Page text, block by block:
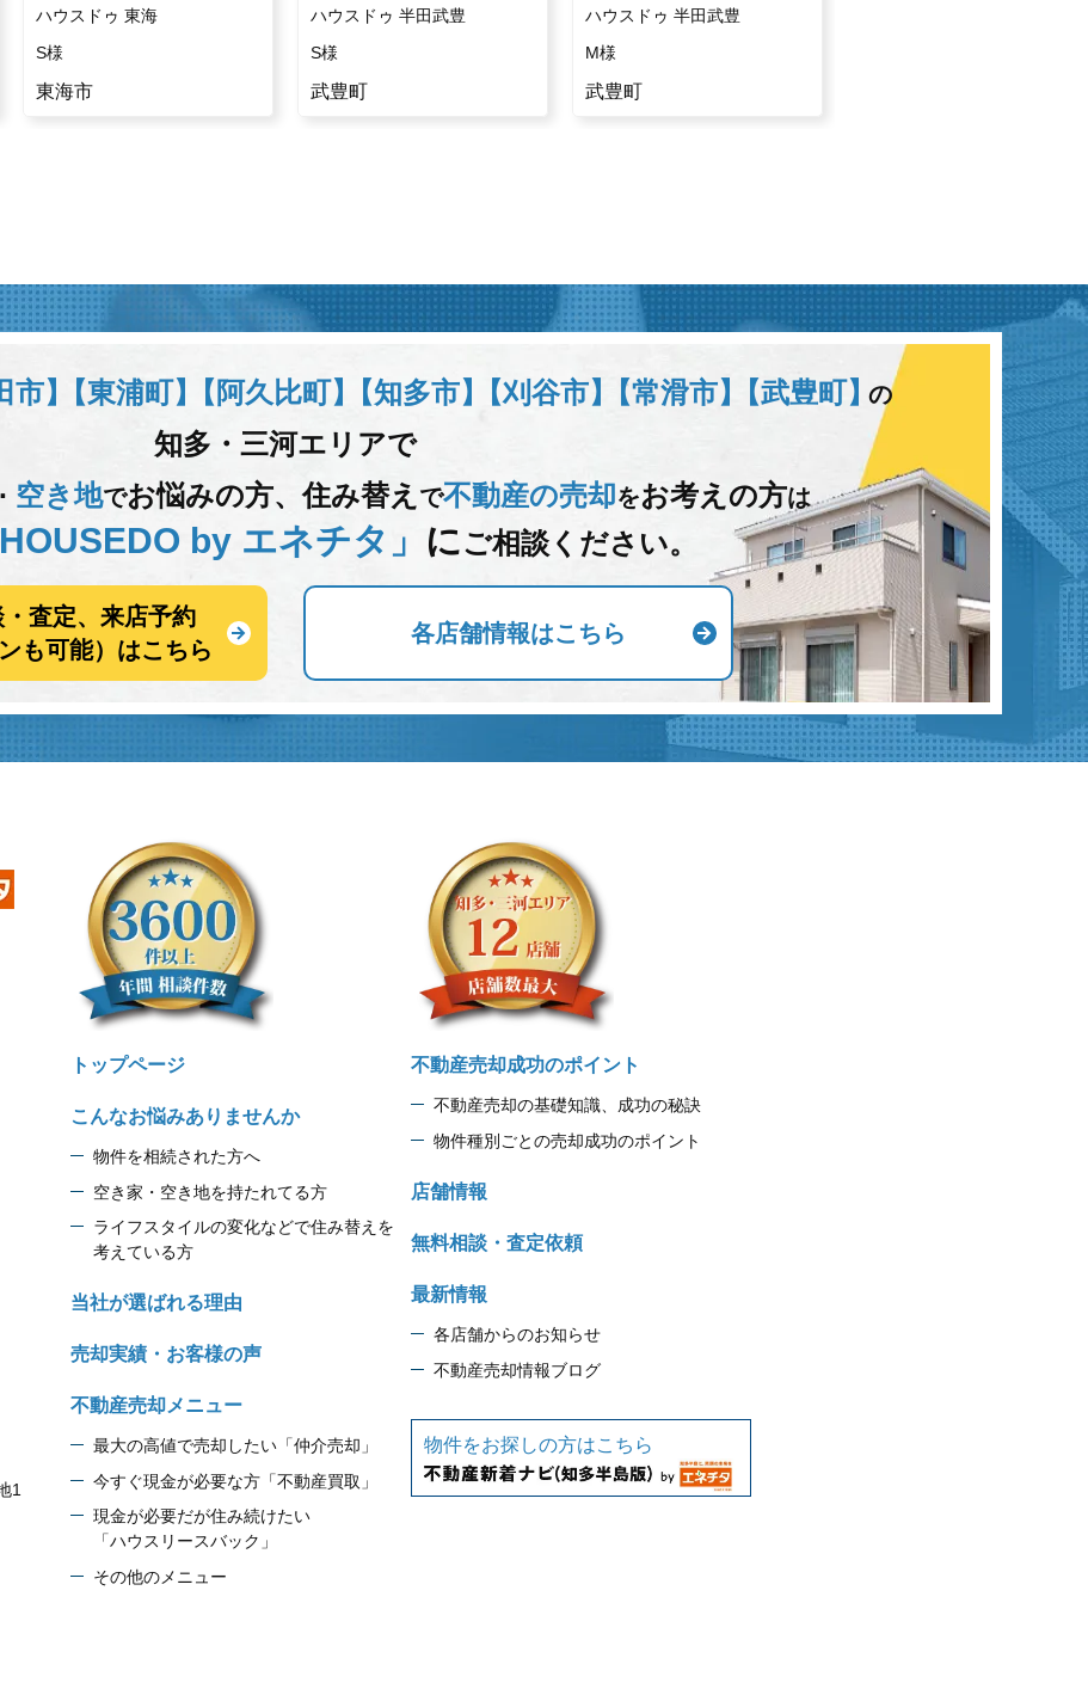
ハウスドゥ 東海
S様
東海市
ハウスドゥ 半田武豊
S様
武豊町
ハウスドゥ 半田武豊
M様
武豊町
市】 【東浦町】 【阿久比町】 【知多市】 【刈谷市】 【常滑市】 【武豊町】の
知多・三河エリアで
･ 空き地でお悩みの方、住み替え で不動産の売却をお考えの方は
HOUSEDO by エネチタ」 にご相談ください。
査定、来店予約
も可能）はこちら
各店舗情報はこちら
1
トップページ
こんなお悩みありませんか
物件を相続された方へ
空き家・空き地を持たれてる方
ライフスタイルの変化などで住み替えを
考えている方
当社が選ばれる理由
売却実績・お客様の声
不動産売却メニュー
最大の高値で売却したい「仲介売却」
今すぐ現金が必要な方「不動産買取」
現金が必要だが住み続けたい
「ハウスリースバック」
その他のメニュー
不動産売却成功のポイント
不動産売却の基礎知識、成功の秘訣
物件種別ごとの売却成功のポイント
店舗情報
無料相談・査定依頼
最新情報
各店舗からのお知らせ
不動産売却情報ブログ
物件をお探しの方はこちら